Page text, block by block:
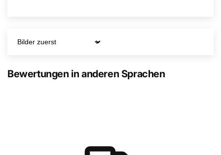
Sort by
Bewertungen in anderen Sprachen